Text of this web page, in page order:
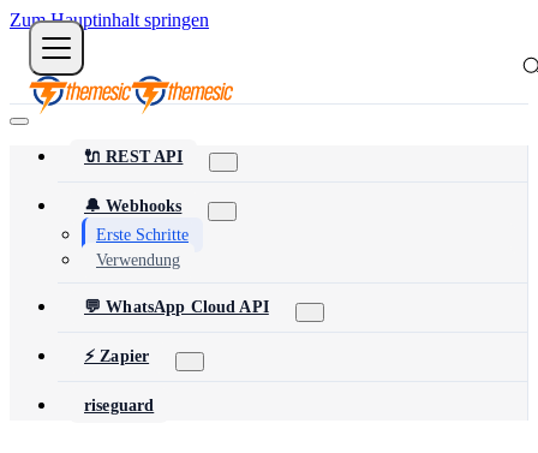
Zum Hauptinhalt springen
🔌 REST API
🔔 Webhooks
Erste Schritte
Verwendung
💬 WhatsApp Cloud API
⚡ Zapier
riseguard